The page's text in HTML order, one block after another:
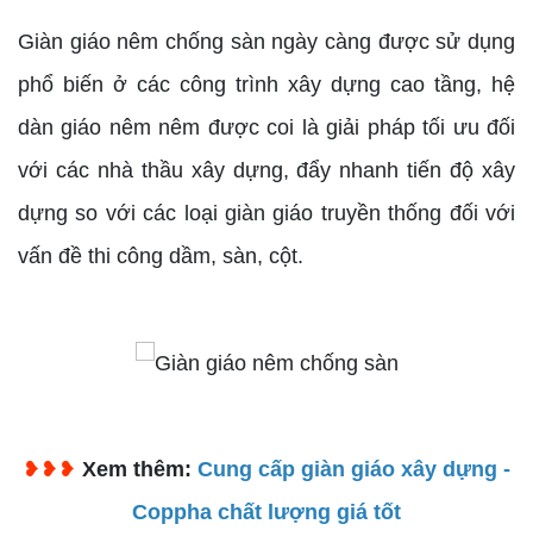
Giàn giáo nêm chống sàn ngày càng được sử dụng
phổ biến ở các công trình xây dựng cao tầng, hệ
dàn giáo nêm nêm được coi là giải pháp tối ưu đối
với các nhà thầu xây dựng, đẩy nhanh tiến độ xây
dựng so với các loại giàn giáo truyền thống đối với
vấn đề thi công dầm, sàn, cột.
❥❥❥ Xem thêm: Cung cấp giàn giáo xây dựng -
Coppha chất lượng giá tốt